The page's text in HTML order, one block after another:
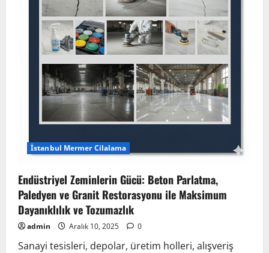
Asit
Yanığı
Giderme
ve
Parlaklık
Koruma
İstanbul Mermer Cilalama
Endüstriyel Zeminlerin Gücü: Beton Parlatma,
Paledyen ve Granit Restorasyonu ile Maksimum
Dayanıklılık ve Tozumazlık
admin Aralık 10, 2025 0
Sanayi tesisleri, depolar, üretim holleri, alışveriş